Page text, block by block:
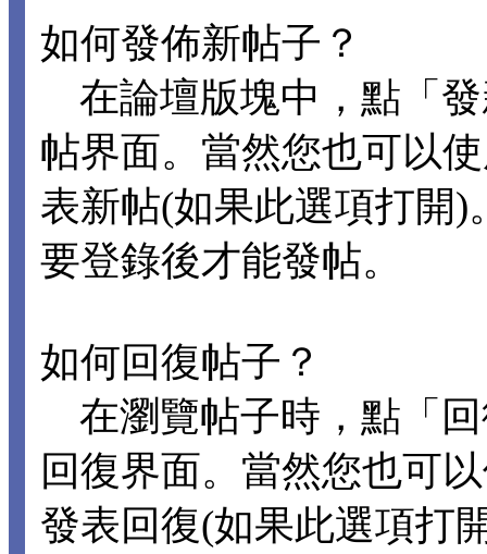
如何發佈新帖子？
在論壇版塊中，點「
帖界面。當然您也可以
表新帖(如果此選項打開
要登錄後才能發帖。
如何回復帖子？
在瀏覽帖子時，點「
回復界面。當然您也可
發表回復(如果此選項打